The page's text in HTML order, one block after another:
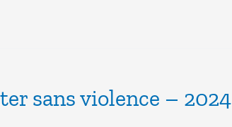
sans violence – 2024